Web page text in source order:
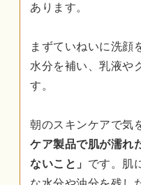
あります。
まずていねいに洗顔
水分を補い、乳液や
す。
朝のスキンケアで気
ケア製品で肌が濡れ
ないこと」 です。肌